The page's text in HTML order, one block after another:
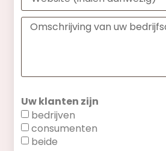
Uw klanten zijn
bedrijven
consumenten
beide